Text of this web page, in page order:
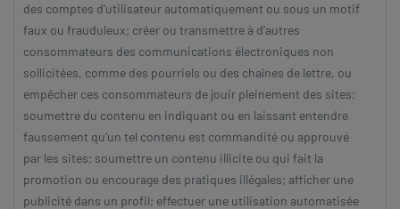
des comptes d’utilisateur automatiquement ou sous un motif
faux ou frauduleux; créer ou transmettre à d’autres
consommateurs des communications électroniques non
sollicitées, comme des pourriels ou des chaînes de lettre, ou
empêcher ces consommateurs de jouir pleinement des sites;
soumettre du contenu en indiquant ou en laissant entendre
faussement qu’un tel contenu est commandité ou approuvé
par les sites; soumettre un contenu illicite ou qui fait la
promotion ou encourage des pratiques illégales; afficher une
publicité dans un profil; effectuer une utilisation automatisée